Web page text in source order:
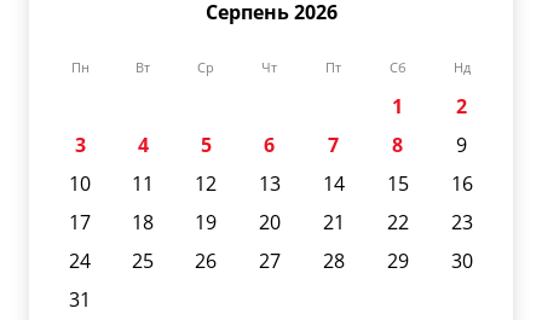
Серпень 2026
Пн Вт Ср Чт Пт Сб Нд
1
2
3
4 5 6 7 8
9
10
11 12 13 14 15
16
17
18 19 20 21 22
23
24
25 26 27 28 29
30
31